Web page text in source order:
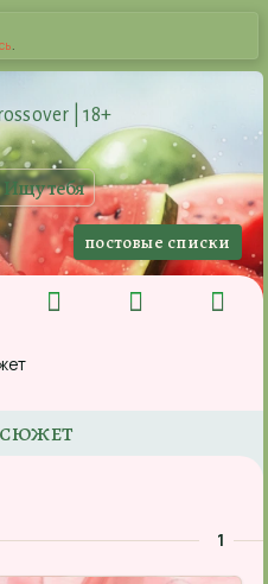
Ищу тебя
| 18+
постовые списки
.
1